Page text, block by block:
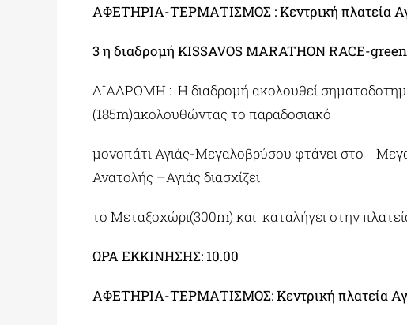
ΑΦΕΤΗΡΙΑ-ΤΕΡΜΑΤΙΣΜΟΣ : Κεντρική πλατεία
3 η διαδρομή KISSAVOS MARATHON RACE-
ΔΙΑΔΡΟΜΗ : Η διαδρομή ακολουθεί
(185m)ακολουθώντας το παραδοσιακό
μονοπάτι Αγιάς-Μεγαλοβρύσου φτάνει στο
Ανατολής –Αγιάς διασχίζει
το Μεταξοχώρι(300m) και καταλήγει στην
ΩΡΑ ΕΚΚΙΝΗΣΗΣ: 10.00
ΑΦΕΤΗΡΙΑ-ΤΕΡΜΑΤΙΣΜΟΣ: Κεντρική πλατεία